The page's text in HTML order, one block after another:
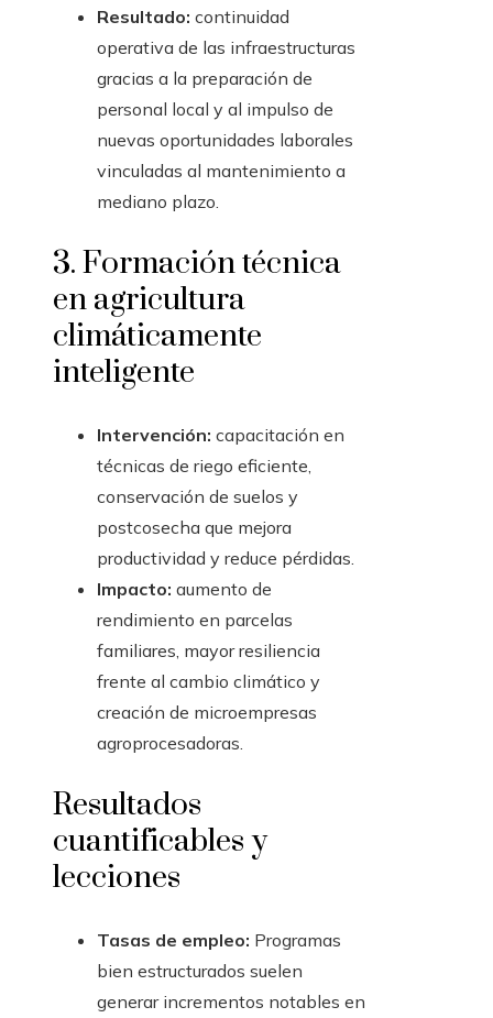
Resultado: continuidad
operativa de las infraestructuras
gracias a la preparación de
personal local y al impulso de
nuevas oportunidades laborales
vinculadas al mantenimiento a
mediano plazo.
3. Formación técnica
en agricultura
climáticamente
inteligente
Intervención: capacitación en
técnicas de riego eficiente,
conservación de suelos y
postcosecha que mejora
productividad y reduce pérdidas.
Impacto: aumento de
rendimiento en parcelas
familiares, mayor resiliencia
frente al cambio climático y
creación de microempresas
agroprocesadoras.
Resultados
cuantificables y
lecciones
Tasas de empleo: Programas
bien estructurados suelen
generar incrementos notables en